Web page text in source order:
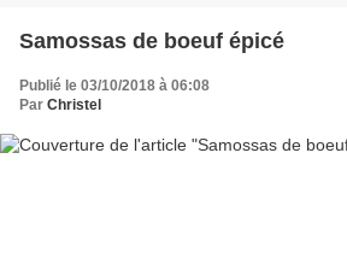
Samossas de boeuf épicé
Publié le 03/10/2018 à 06:08
Par Christel